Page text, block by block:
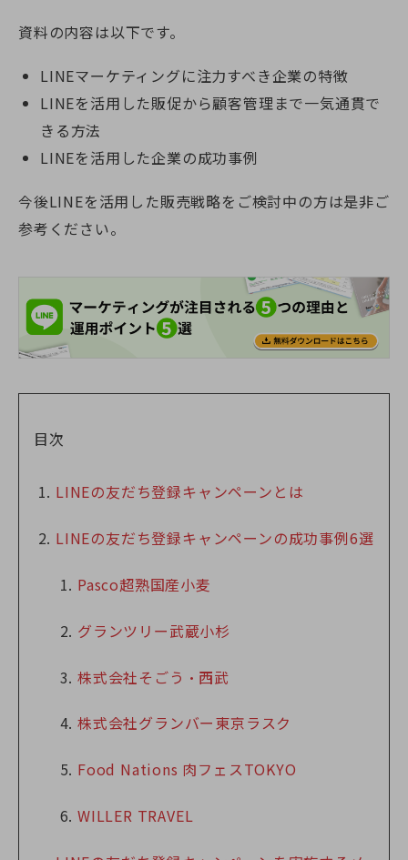
資料の内容は以下です。
LINEマーケティングに注力すべき企業の特徴
LINEを活用した販促から顧客管理まで一気通貫で
きる方法
LINEを活用した企業の成功事例
今後LINEを活用した販売戦略をご検討中の方は是非ご
参考ください。
目次
LINEの友だち登録キャンペーンとは
LINEの友だち登録キャンペーンの成功事例6選
Pasco超熟国産小麦
グランツリー武蔵小杉
株式会社そごう・西武
株式会社グランバー東京ラスク
Food Nations 肉フェスTOKYO
WILLER TRAVEL